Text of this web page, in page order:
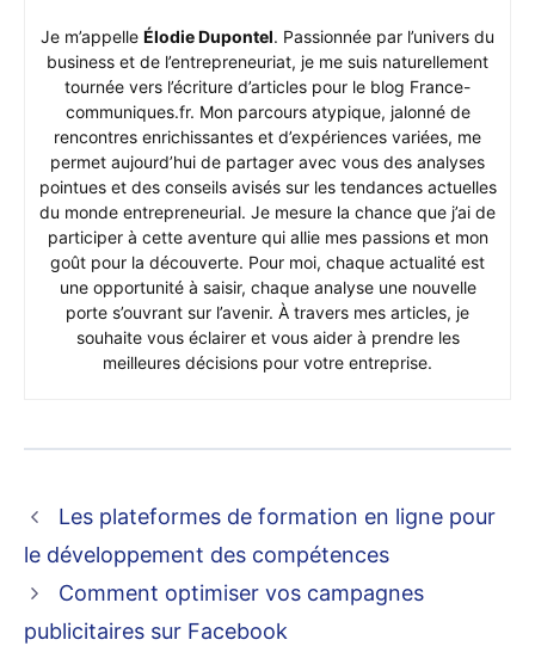
Je m’appelle Élodie Dupontel. Passionnée par l’univers du
business et de l’entrepreneuriat, je me suis naturellement
tournée vers l’écriture d’articles pour le blog France-
communiques.fr. Mon parcours atypique, jalonné de
rencontres enrichissantes et d’expériences variées, me
permet aujourd’hui de partager avec vous des analyses
pointues et des conseils avisés sur les tendances actuelles
du monde entrepreneurial. Je mesure la chance que j’ai de
participer à cette aventure qui allie mes passions et mon
goût pour la découverte. Pour moi, chaque actualité est
une opportunité à saisir, chaque analyse une nouvelle
porte s’ouvrant sur l’avenir. À travers mes articles, je
souhaite vous éclairer et vous aider à prendre les
meilleures décisions pour votre entreprise.
Les plateformes de formation en ligne pour
le développement des compétences
Comment optimiser vos campagnes
publicitaires sur Facebook